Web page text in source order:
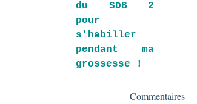
du SDB 2
pour
s'habiller
pendant ma
grossesse !
Commentaires